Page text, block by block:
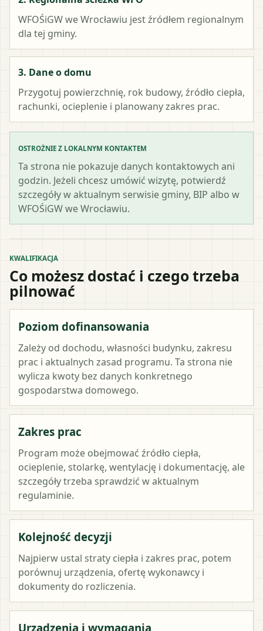
WFOŚiGW we Wrocławiu jest źródłem regionalnym
dla tej gminy.
3. Dane o domu
Przygotuj powierzchnię, rok budowy, źródło ciepła,
rachunki, ocieplenie i planowany zakres prac.
OSTROŻNIE Z LOKALNYM KONTAKTEM
Ta strona nie pokazuje danych kontaktowych ani
godzin. Jeżeli chcesz umówić wizytę, potwierdź
szczegóły w aktualnym serwisie gminy, BIP albo w
WFOŚiGW we Wrocławiu.
KWALIFIKACJA
Co możesz dostać i czego trzeba
pilnować
Poziom dofinansowania
Zależy od dochodu, własności budynku, zakresu
prac i aktualnych zasad programu. Ta strona nie
wylicza kwoty bez danych konkretnego
gospodarstwa domowego.
Zakres prac
Program może obejmować źródło ciepła,
ocieplenie, stolarkę, wentylację i dokumentację, ale
szczegóły trzeba sprawdzić w aktualnym
regulaminie.
Kolejność decyzji
Najpierw ustal straty ciepła i zakres prac, potem
porównuj urządzenia, ofertę wykonawcy i
dokumenty do rozliczenia.
Urządzenia i wymagania